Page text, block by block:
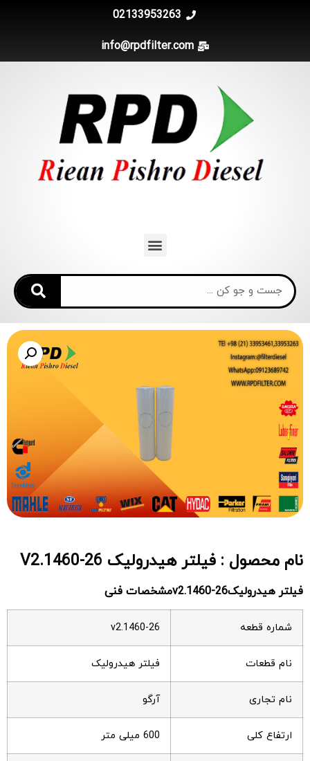
02133953263
info@rpdfilter.com
نام محصول : فیلتر هیدرولیک V2.1460-26
فیلتر هیدرولیکv2.1460-26مشخصات فنی
شماره قطعه v2.1460-26
نام قطعات فیلتر هیدرولیک
نام تجاری آرگو
ارتفاع کلی 600 میلی متر